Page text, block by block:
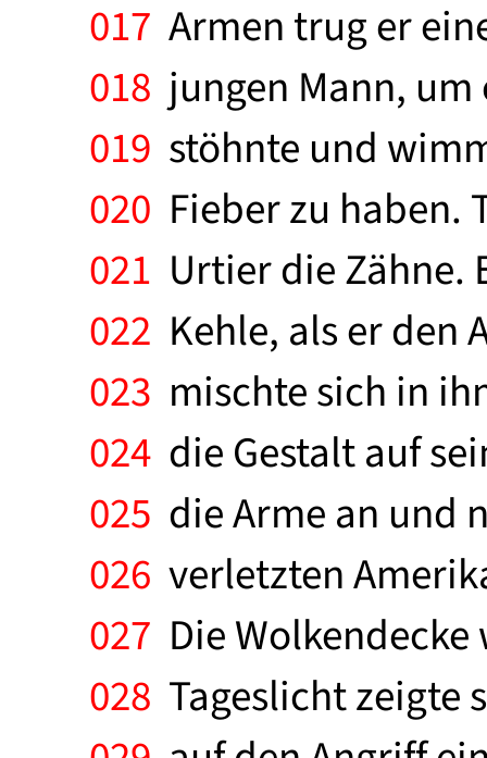
017 Armen trug er
018 jungen Mann, um
019 stöhnte und
020 Fieber zu haben.
021 Urtier die Zähne.
022 Kehle, als er den
023 mischte sich in
024 die Gestalt auf
025 die Arme an und
026 verletzten
027 Die
028 Tageslicht zeigte